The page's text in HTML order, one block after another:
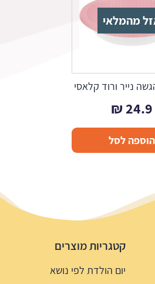
מהמלאי
נייר ורוד קלאסי
24.9
₪
הוספה לסל
קטגריות מוצרים
יום הולדת לפי נושא